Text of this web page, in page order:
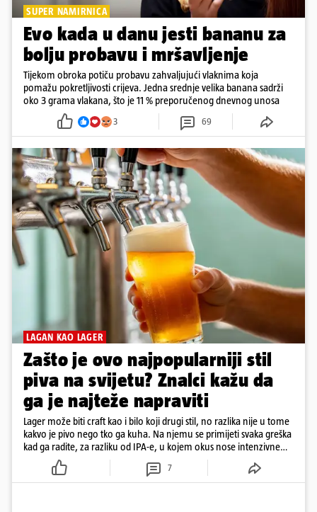
SUPER NAMIRNICA
Evo kada u danu jesti bananu za
bolju probavu i mršavljenje
Tijekom obroka potiču probavu zahvaljujući vlaknima koja
pomažu pokretljivosti crijeva. Jedna srednje velika banana sadrži
oko 3 grama vlakana, što je 11 % preporučenog dnevnog unosa
3 69
LAGAN KAO LAGER
Zašto je ovo najpopularniji stil
piva na svijetu? Znalci kažu da
ga je najteže napraviti
Lager može biti craft kao i bilo koji drugi stil, no razlika nije u tome
kakvo je pivo nego tko ga kuha. Na njemu se primijeti svaka greška
kad ga radite, za razliku od IPA-e, u kojem okus nose intenzivne
7